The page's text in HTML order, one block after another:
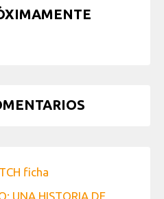
ficha
UNA HISTORIA DE